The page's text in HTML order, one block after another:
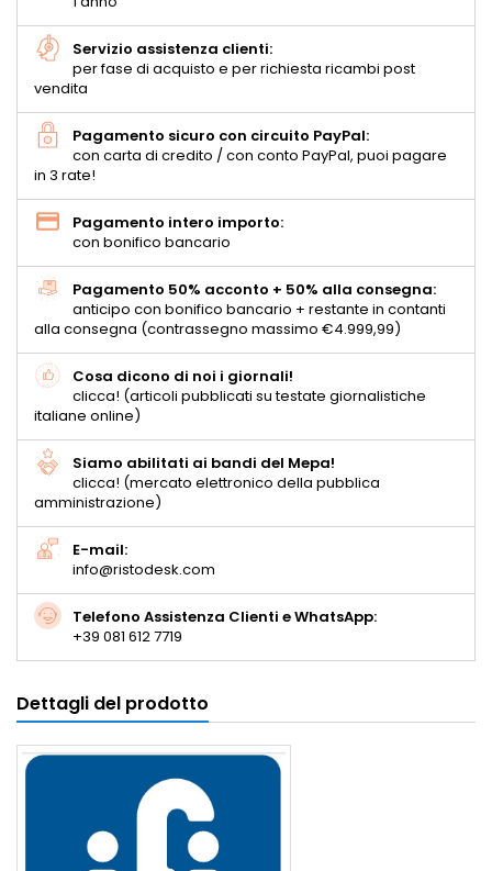
Servizio assistenza clienti:
per fase di acquisto e per richiesta ricambi post
vendita
Pagamento sicuro con circuito PayPal:
con carta di credito / con conto PayPal, puoi pagare
in 3 rate!
Pagamento intero importo:
con bonifico bancario
Pagamento 50% acconto + 50% alla consegna:
anticipo con bonifico bancario + restante in contanti
alla consegna (contrassegno massimo €4.999,99)
Cosa dicono di noi i giornali!
clicca! (articoli pubblicati su testate giornalistiche
italiane online)
Siamo abilitati ai bandi del Mepa!
clicca! (mercato elettronico della pubblica
amministrazione)
E-mail:
info@ristodesk.com
Telefono Assistenza Clienti e WhatsApp:
+39 081 612 7719
Dettagli del prodotto